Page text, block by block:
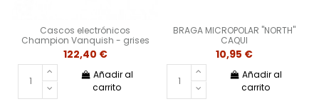
Cascos electrónicos
Champion Vanquish - grises
122,40 €
Añadir al
carrito
BRAGA MICROPOLAR "NORTH"
CAQUI
10,95 €
Añadir al
carrito